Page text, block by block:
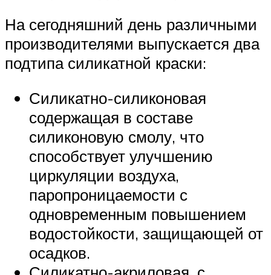
На сегодняшний день различными
производителями выпускается два
подтипа силикатной краски:
Силикатно-силиконовая
содержащая в составе
силиконовую смолу, что
способствует улучшению
циркуляции воздуха,
паропроницаемости с
одновременным повышением
водостойкости, защищающей от
осадков.